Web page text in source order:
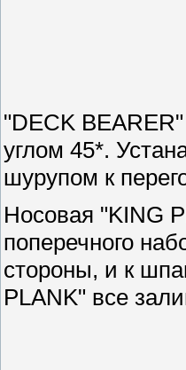
"DECK
углом 45*.
шурупом к
Носовая "KING
поперечного
стороны, и к
PLANK" все